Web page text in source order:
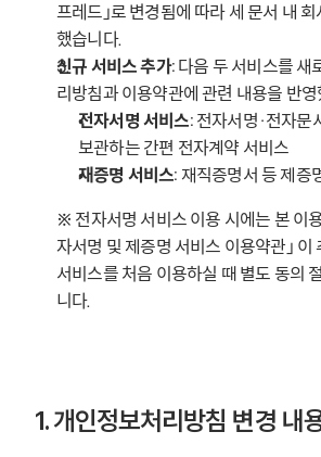
프레드」로 변경됨에 따라 세 문서 내
했습니다.
신규 서비스 추가: 다음 두 서비스를 새
리방침과 이용약관에 관련 내용을 반
전자서명 서비스: 전자서명·전자문
보관하는 간편 전자계약 서비스
재증명 서비스: 재직증명서 등 제증
※ 전자서명 서비스 이용 시에는 본 이
자서명 및 제증명 서비스 이용약관」 이
서비스를 처음 이용하실 때 별도 동의
니다.
1. 개인정보처리방침 변경 내